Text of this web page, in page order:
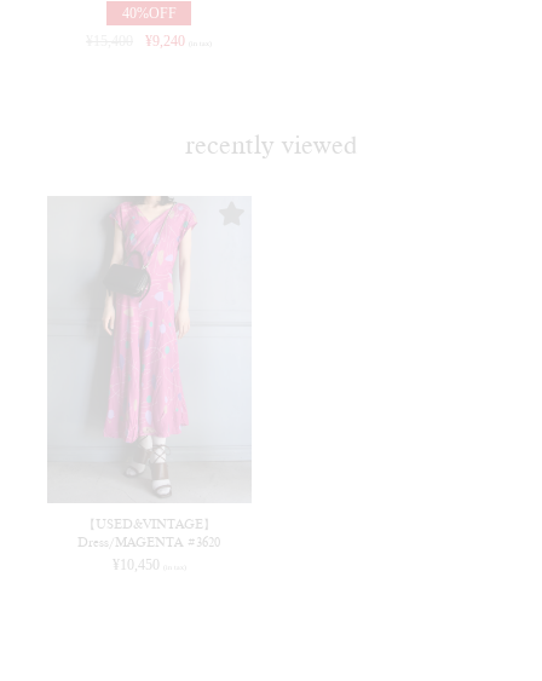
40%OFF
¥9,240 (in tax)
recently viewed
【USED&VINTAGE】
Dress/MAGENTA #3620
¥ 10,450 (in tax)